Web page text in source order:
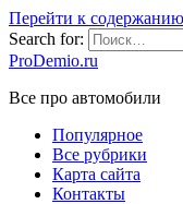
Перейти к содержанию
Search for:
ProDemio.ru
Все про автомобили
Популярное
Все рубрики
Карта сайта
Контакты